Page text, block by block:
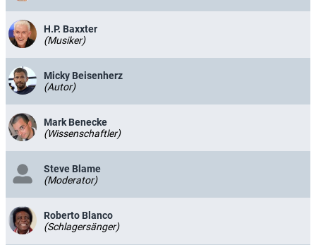
H.P. Baxxter
(Musiker)
Micky Beisenherz
(Autor)
Mark Benecke
(Wissenschaftler)
Steve Blame
(Moderator)
Roberto Blanco
(Schlagersänger)